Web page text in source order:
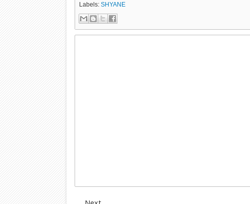
Labels:SHYANE